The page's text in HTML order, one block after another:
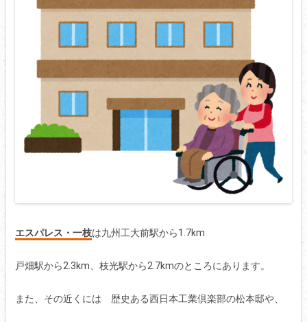
エスパレス・一枝は九州工大前駅から1.7km
戸畑駅から2.3km、枝光駅から2.7kmのところにあります。
また、その近くには 歴史ある西日本工業倶楽部の松本邸や、